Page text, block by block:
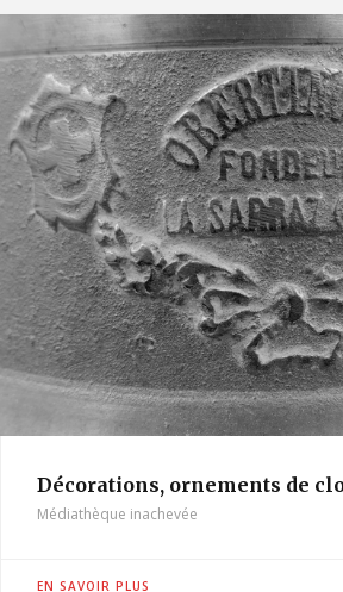
Décorations, ornements de
Médiathèque inachevée
EN SAVOIR PLUS